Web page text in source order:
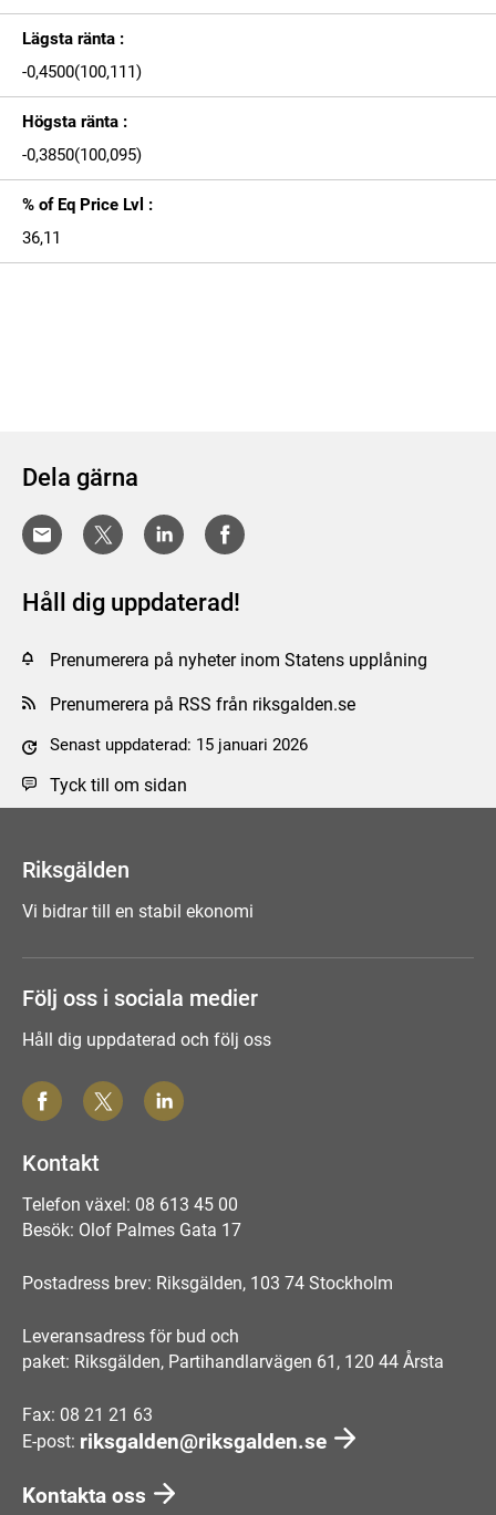
Lägsta ränta :
-0,4500(100,111)
Högsta ränta :
-0,3850(100,095)
% of Eq Price Lvl :
36,11
Dela gärna
Håll dig uppdaterad!
Prenumerera på nyheter inom Statens upplåning
Prenumerera på RSS från riksgalden.se
Senast uppdaterad: 15 januari 2026
Tyck till om sidan
Riksgälden
Vi bidrar till en stabil ekonomi
Följ oss i sociala medier
Håll dig uppdaterad och följ oss
Kontakt
Telefon växel: 08 613 45 00
Besök: Olof Palmes Gata 17
Postadress brev: Riksgälden, 103 74 Stockholm
Leveransadress för bud och
paket: Riksgälden, Partihandlarvägen 61, 120 44 Årsta
Fax: 08 21 21 63
E-post: riksgalden@riksgalden.se
Kontakta oss